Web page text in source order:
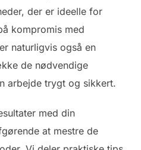
der er ideelle for
kompromis med
naturligvis også en
de nødvendige
arbejde trygt og sikkert.
med din
at mestre de